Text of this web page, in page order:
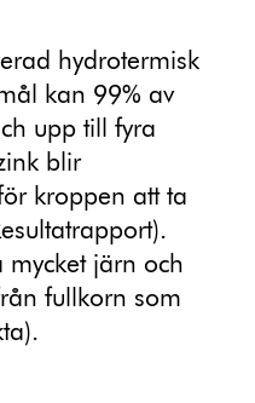
hydrotermisk
kan 99% av
upp till fyra
blir
kroppen att ta
mycket järn och
fullkorn som